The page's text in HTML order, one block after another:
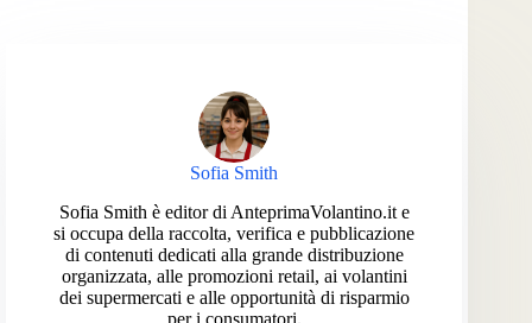
Sofia Smith
Sofia Smith è editor di AnteprimaVolantino.it e
si occupa della raccolta, verifica e pubblicazione
di contenuti dedicati alla grande distribuzione
organizzata, alle promozioni retail, ai volantini
dei supermercati e alle opportunità di risparmio
per i consumatori.